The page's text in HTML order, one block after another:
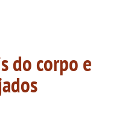
do corpo e